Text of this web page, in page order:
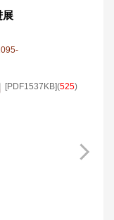
展
[PDF1537KB](525)